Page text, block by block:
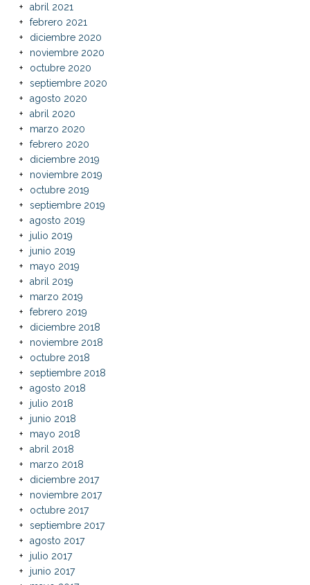
abril 2021
febrero 2021
diciembre 2020
noviembre 2020
octubre 2020
septiembre 2020
agosto 2020
abril 2020
marzo 2020
febrero 2020
diciembre 2019
noviembre 2019
octubre 2019
septiembre 2019
agosto 2019
julio 2019
junio 2019
mayo 2019
abril 2019
marzo 2019
febrero 2019
diciembre 2018
noviembre 2018
octubre 2018
septiembre 2018
agosto 2018
julio 2018
junio 2018
mayo 2018
abril 2018
marzo 2018
diciembre 2017
noviembre 2017
octubre 2017
septiembre 2017
agosto 2017
julio 2017
junio 2017